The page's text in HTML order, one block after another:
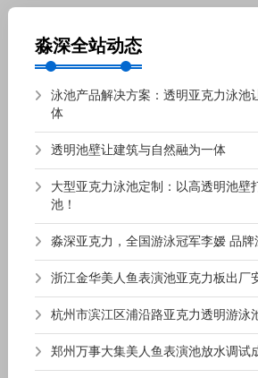
淼深全站动态
泳池产品解决方案：透明亚克力泳池
体
透明池壁让建筑与自然融为一体
大型亚克力泳池定制：以高透明池壁
池！
淼深亚克力，全国游泳冠军李嫒 品
浙江金华美人鱼表演池亚克力板出厂
杭州市滨江区浦沿路亚克力透明游泳
郑州万事大集美人鱼表演池放水调试